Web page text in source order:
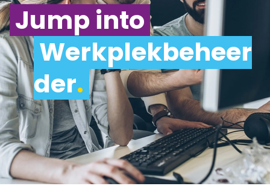
Jump into
Werkplekbeheer
der.